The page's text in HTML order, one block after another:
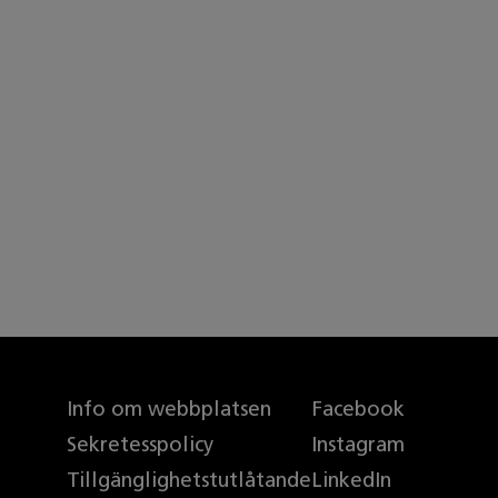
Info om webbplatsen
Sekretesspolicy
Tillgänglighetstutlåtande
Facebook
Instagram
LinkedIn